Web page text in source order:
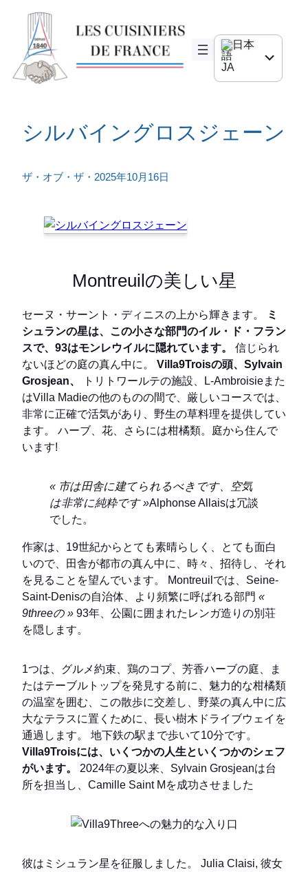
ツ
JA
EN
シルバイングロスジェーン
ザ・オブ・ザ・ 2025年10月16日
Montreuilの美しい星
セーヌ・サーント・ディニスの上から輝きます。
ミ
シュランの星は、この小さな部門のイル・ド・フラン
スで、93はモンレウイルに隠れています。
信じられ
ないほどの庭の真ん中に。 Villa9Troisの頭、Sylvain
Grosjean、
トリトワールテの施設、L-Ambroisieまた
はVilla Madieの他のものの間で、厳しいコースでは、
非常に正確で活気があり、野生の草料理を提供してい
ます。 ハーブ、花、さらには柑橘類。庭から住んで
います!
« 市は田舎に建てられるべきです、空気
は非常に純粋です »Alphonse Allaisは冗談
でした。
作家は、19世紀からとても素晴らしく、とても面白
いので、田舎が都市の真ん中に、時々、招待し、それ
を見ることを望んでいます。 Montreuilでは、Seine-
Saint-Denisの自治体、より頻繁に呼ばれる部門 «
9threeの » 93年、公園に囲まれたレンガ造りの別荘
を隠します。
1つは、グルメ約束、鶏のコプ、芳香ハーブの庭、ま
たはテーブルトップを発見する前に、魅力的な柑橘類
の温室を囲む、この散歩に交差し、野菜の真ん中に広
大なテラスに置くために、長い樹木ドライブウェイを
通過します。 地下鉄の駅まで歩いて10分です。
Villa9Troisには、いくつかの人生といくつかのシェフ
がいます。
2024年の夏以来、Sylvain Grosjeanは台
所を担当し、Camille Saint Mを成功させました
彼はミシュラン星を征服しました。 Julia Claisi, 彼女